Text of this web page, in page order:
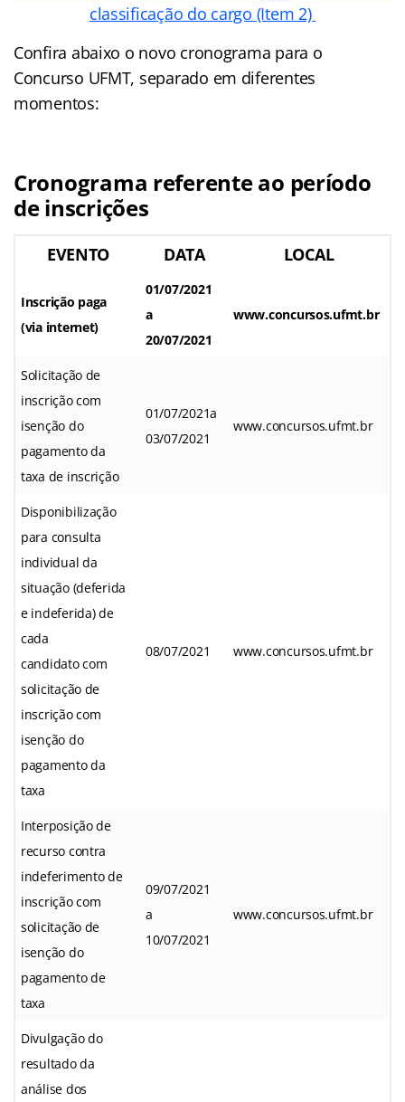
classificação do cargo (Item 2)
Confira abaixo o novo cronograma para o
Concurso UFMT, separado em diferentes
momentos:
Cronograma referente ao período
de inscrições
EVENTO DATA LOCAL
Inscrição paga
(via internet)
01/07/2021
a
20/07/2021
www.concursos.ufmt.br
Solicitação de
inscrição com
isenção do
pagamento da
taxa de inscrição
01/07/2021a
03/07/2021
www.concursos.ufmt.br
Disponibilização
para consulta
individual da
situação (deferida
e indeferida) de
cada
candidato com
solicitação de
inscrição com
isenção do
pagamento da
taxa
08/07/2021 www.concursos.ufmt.br
Interposição de
recurso contra
indeferimento de
inscrição com
solicitação de
isenção do
pagamento de
taxa
09/07/2021
a
10/07/2021
www.concursos.ufmt.br
Divulgação do
resultado da
análise dos